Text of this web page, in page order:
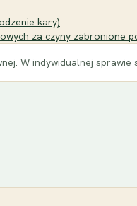
kary)
za czyny zabronione
W indywidualnej sprawie